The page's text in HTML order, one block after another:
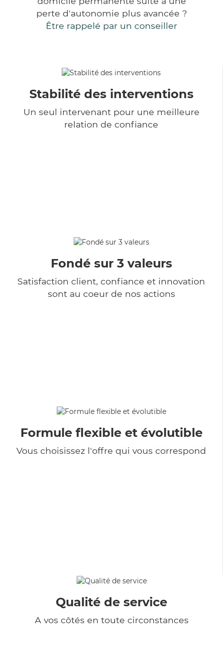
perte d'autonomie plus avancée ?
Être rappelé par un conseiller
Stabilité des interventions
Un seul intervenant pour une meilleure
relation de confiance
Fondé sur 3 valeurs
Satisfaction client, confiance et innovation
sont au coeur de nos actions
Formule flexible et évolutible
Vous choisissez l'offre qui vous correspond
Qualité de service
A vos côtés en toute circonstances